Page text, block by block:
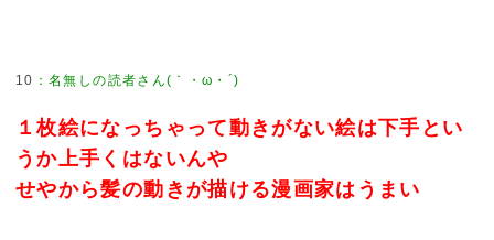
10 ：名無しの読者さん(｀・ω・´)
１枚絵になっちゃって動きがない絵は下手とい
うか上手くはないんや
せやから髪の動きが描ける漫画家はうまい